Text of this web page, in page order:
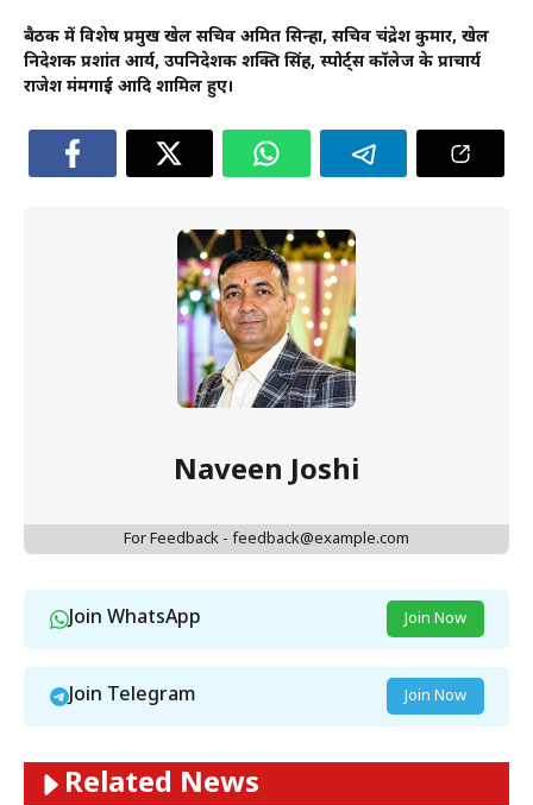
बैठक में विशेष प्रमुख खेल सचिव अमित सिन्हा, सचिव चंद्रेश कुमार, खेल
निदेशक प्रशांत आर्य, उपनिदेशक शक्ति सिंह, स्पोर्ट्स कॉलेज के प्राचार्य
राजेश मंमगाई आदि शामिल हुए।
Naveen Joshi
For Feedback - feedback@example.com
Join WhatsApp Join Now
Join Telegram Join Now
Related News